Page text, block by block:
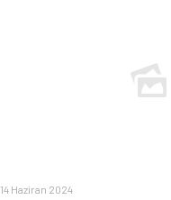
14 Haziran 2024